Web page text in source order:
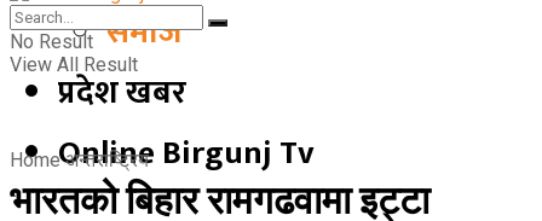
समाज
प्रदेश खबर
Online Birgunj Tv
No Result
View All Result
Home अन्तराष्ट्रिय
भारतको बिहार रामगढवामा इट्टा